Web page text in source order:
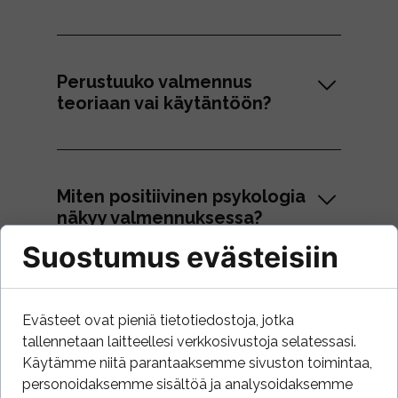
Perustuuko valmennus
teoriaan vai käytäntöön?
Miten positiivinen psykologia
näkyy valmennuksessa?
Sisältyykö valmennukseen
kulttuuri- tai
viestintäanalyyseja?
Suostumus evästeisiin
Evästeet ovat pieniä tietotiedostoja, jotka
tallennetaan laitteellesi verkkosivustoja selatessasi.
Käytämme niitä parantaaksemme sivuston toimintaa,
personoidaksemme sisältöä ja analysoidaksemme